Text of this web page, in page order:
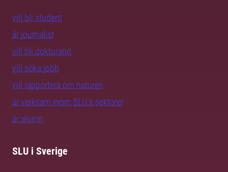
vill bli student
är journalist
vill bli doktorand
vill söka jobb
vill rapportera om naturen
är verksam inom SLU:s sektorer
är alumn
SLU i Sverige